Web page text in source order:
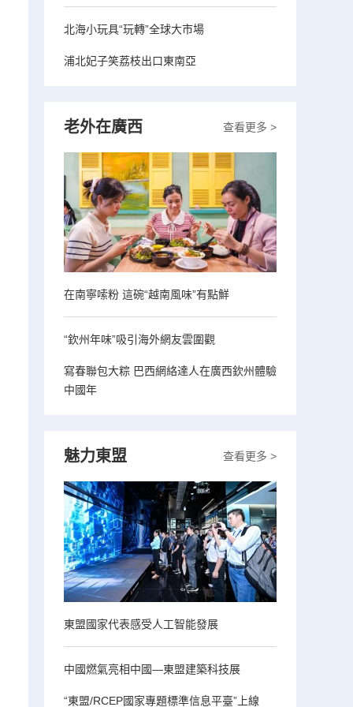
北海小玩具“玩轉”全球大市場
浦北妃子笑荔枝出口東南亞
查看更多 >
老外在廣西
在南寧嗦粉 這碗“越南風味”有點鮮
“欽州年味”吸引海外網友雲圍觀
寫春聯包大粽 巴西網絡達人在廣西欽州體驗
中國年
查看更多 >
魅力東盟
東盟國家代表感受人工智能發展
中國燃氣亮相中國—東盟建築科技展
“東盟/RCEP國家專題標準信息平臺”上線